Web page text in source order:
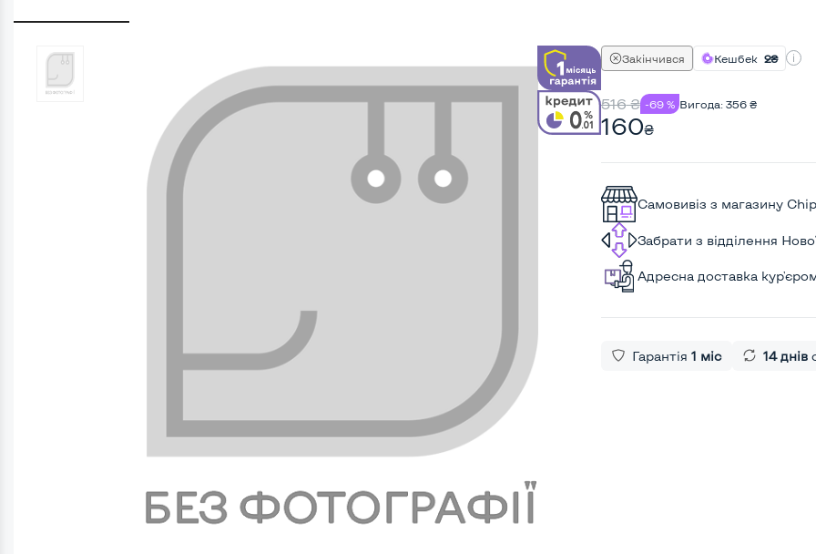
Закінчився Кешбек 2₴
516₴ -69 % Вигода: 356₴
160₴
Самовивіз з магазину
Забрати з відділення
Адресна доставка
Гарантія 1 міс 14 днів